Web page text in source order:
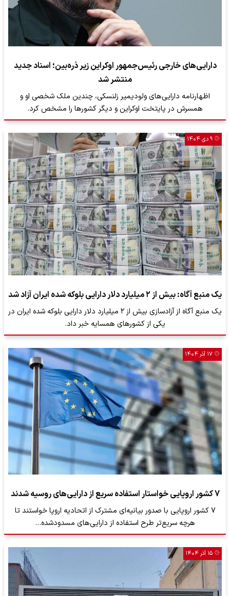
دارایی‌های خارجی رئیس‌جمهور اوکراین زیر ذره‌بین؛ اسناد جدید
منتشر شد
اظهارنامه دارایی‌های ولودیمیر زلنسکی، چندین ملک شخصی او و
همسرش در پایتخت اوکراین و دیگر کشورها را مشخص کرد.
۹ دی ۱۴۰۴
یک منبع آگاه: بیش از ۲ میلیارد دلار دارایی بلوکه شده ایران آزاد شد
یک منبع آگاه از آزادسازی بیش از ۲ میلیارد دلار دارایی بلوکه شده ایران در
یکی از کشورهای همسایه خبر داد.
۱۷ آذر ۱۴۰۴
7 کشور اروپایی خواستار استفاده سریع از دارایی‌های روسیه شدند
7 کشور اروپایی با صدور بیانیه‌ای مشترک از اتحادیه اروپا خواستند تا
هرچه سریع‌تر طرح استفاده از دارایی‌های مسدودشده…
۱۵ آذر ۱۴۰۴